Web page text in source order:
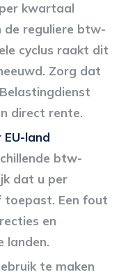
kwartaal
de reguliere btw-
cyclus raakt dit
Zorg dat
direct rente.
land
btw-
dat u per
toepast. Een fout
en
landen.
te maken